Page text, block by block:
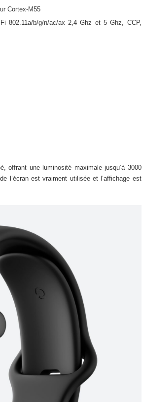
Cortex-M55
802.11a/b/g/n/ac/ax 2,4 Ghz et 5 Ghz, CCP,
offrant une luminosité maximale jusqu’à 3000
l’écran est vraiment utilisée et l’affichage est